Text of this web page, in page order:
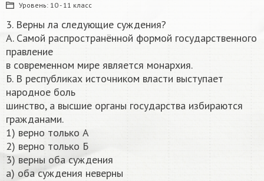
Уровень: 10 - 11 класс
3. Верны ла следующие суждения?
А. Самой распространённой формой государственного
правление
в современном мире является монархия.
Б. В республиках источником власти выступает
народное боль
шинство, а высшие органы государства избираются
гражданами.
1) верно только А
2) верно только Б
3) верны оба суждения
а) оба суждения неверны​